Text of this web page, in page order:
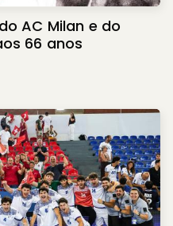
AC Milan e do
66 anos